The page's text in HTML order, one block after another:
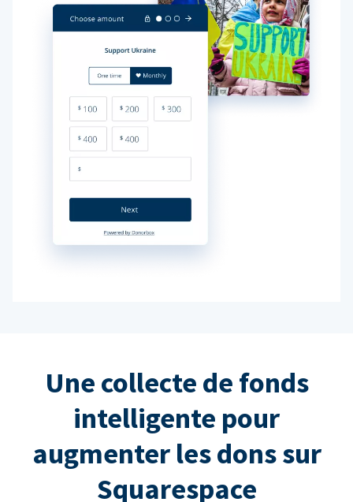
Une collecte de fonds
intelligente pour
augmenter les dons sur
Squarespace